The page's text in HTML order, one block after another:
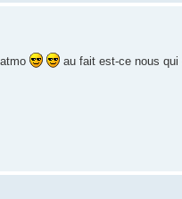
au fait est-ce nous